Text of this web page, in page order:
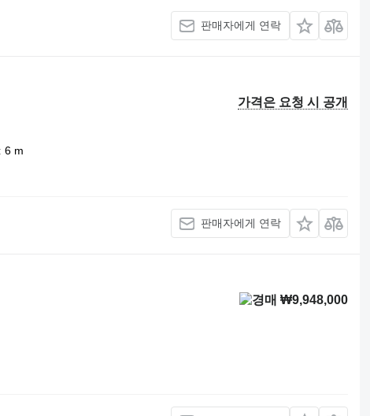
판매자에게 연락
가격은 요청 시 공개
6 m
판매자에게 연락
₩9,948,000